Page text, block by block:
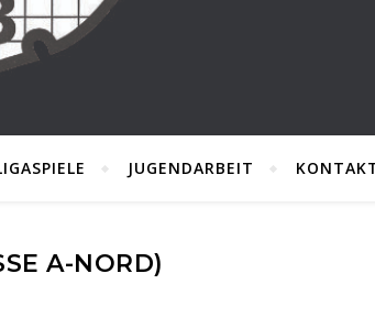
JUGENDARBEIT
A-NORD)